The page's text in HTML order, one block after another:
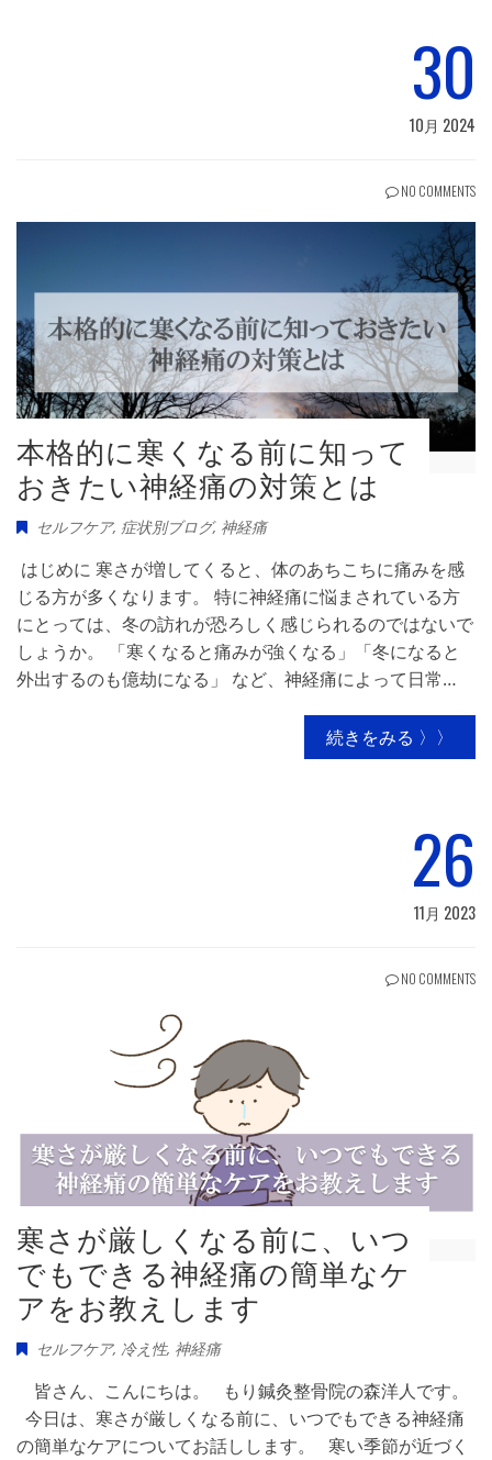
30
10月 2024
NO COMMENTS
本格的に寒くなる前に知って
おきたい神経痛の対策とは
セルフケア, 症状別ブログ, 神経痛
はじめに 寒さが増してくると、体のあちこちに痛みを感
じる方が多くなります。 特に神経痛に悩まされている方
にとっては、冬の訪れが恐ろしく感じられるのではないで
しょうか。 「寒くなると痛みが強くなる」「冬になると
外出するのも億劫になる」 など、神経痛によって日常…
続きをみる 〉〉
26
11月 2023
NO COMMENTS
寒さが厳しくなる前に、いつ
でもできる神経痛の簡単なケ
アをお教えします
セルフケア, 冷え性, 神経痛
皆さん、こんにちは。 もり鍼灸整骨院の森洋人です。
今日は、寒さが厳しくなる前に、いつでもできる神経痛
の簡単なケアについてお話しします。 寒い季節が近づく